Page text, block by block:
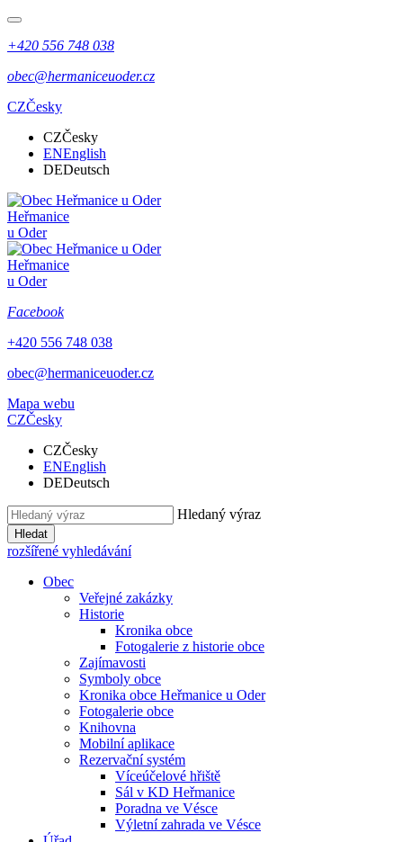
+420 556 748 038
obec@hermaniceuoder.cz
CZČesky
CZČesky
ENEnglish
DEDeutsch
Heřmanice
u Oder
Heřmanice
u Oder
Facebook
+420 556 748 038
obec@hermaniceuoder.cz
Mapa webu
CZČesky
CZČesky
ENEnglish
DEDeutsch
Hledaný výraz
Hledat
rozšířené vyhledávání
Obec
Veřejné zakázky
Historie
Kronika obce
Fotogalerie z historie obce
Zajímavosti
Symboly obce
Kronika obce Heřmanice u Oder
Fotogalerie obce
Knihovna
Mobilní aplikace
Rezervační systém
Víceúčelové hřiště
Sál v KD Heřmanice
Poradna ve Vésce
Výletní zahrada ve Vésce